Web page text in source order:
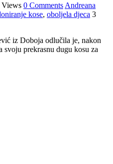
Views 0 Comments Andreana
kose, oboljela djeca 3
iz Doboja odlučila je, nakon
svoju prekrasnu dugu kosu za